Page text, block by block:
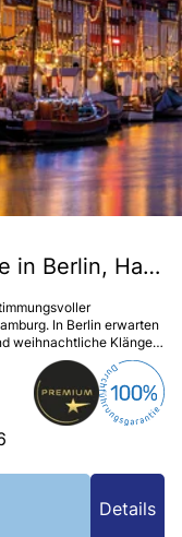
PREMIUM Weihnachtsmärkte in Berlin, Hamburg & Kopenhagen
In Berlin erwarten
weihnachtliche Klänge.
liebevoll dekorierten
In Hamburg erleben
Rathaus, wo
Atmosphäre
voller Lichterglanz.
Details